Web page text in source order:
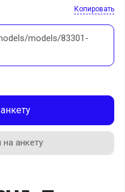
Копировать
models/83301-
анкету